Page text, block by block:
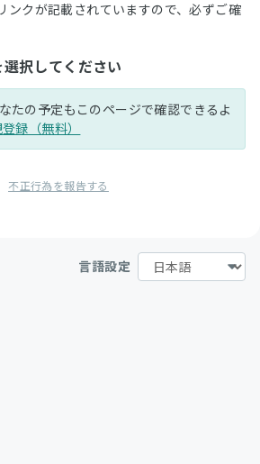
ンクが記載されていますので、必ずご確
択してください
たの予定もこのページで確認できるよ
録（無料）
不正行為を報告する
言語設定